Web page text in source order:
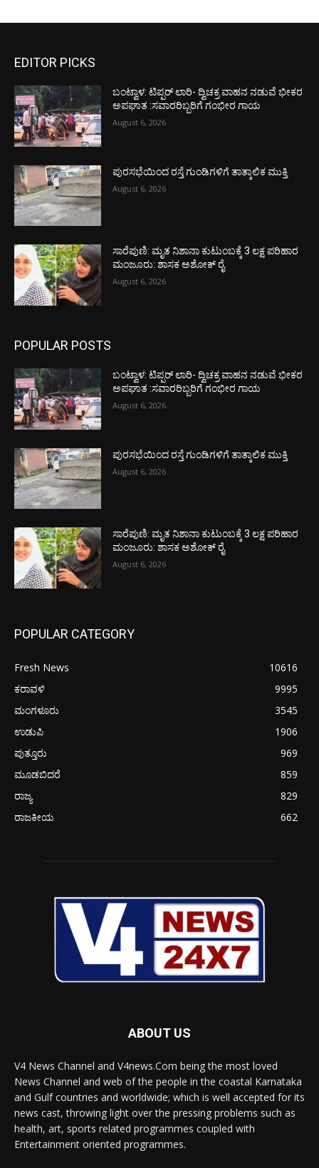
EDITOR PICKS
ಬಂಟ್ವಾಳ: ಟಿಪ್ಪರ್ ಲಾರಿ- ದ್ವಿಚಕ್ರ ವಾಹನ ನಡುವೆ ಭೀಕರ
ಅಪಘಾತ :ಸವಾರರಿಬ್ಬರಿಗೆ ಗಂಭೀರ ಗಾಯ
August 6, 2026
ಪುರಸಭೆಯಿಂದ ರಸ್ತೆ ಗುಂಡಿಗಳಿಗೆ ತಾತ್ಕಾಲಿಕ ಮುಕ್ತಿ
August 6, 2026
ಸಾರೆಪುಣಿ: ಮೃತ ನಿಶಾನಾ ಕುಟುಂಬಕ್ಕೆ 3 ಲಕ್ಷ ಪರಿಹಾರ
ಮಂಜೂರು: ಶಾಸಕ ಅಶೋಕ್ ರೈ
August 6, 2026
POPULAR POSTS
ಬಂಟ್ವಾಳ: ಟಿಪ್ಪರ್ ಲಾರಿ- ದ್ವಿಚಕ್ರ ವಾಹನ ನಡುವೆ ಭೀಕರ
ಅಪಘಾತ :ಸವಾರರಿಬ್ಬರಿಗೆ ಗಂಭೀರ ಗಾಯ
August 6, 2026
ಪುರಸಭೆಯಿಂದ ರಸ್ತೆ ಗುಂಡಿಗಳಿಗೆ ತಾತ್ಕಾಲಿಕ ಮುಕ್ತಿ
August 6, 2026
ಸಾರೆಪುಣಿ: ಮೃತ ನಿಶಾನಾ ಕುಟುಂಬಕ್ಕೆ 3 ಲಕ್ಷ ಪರಿಹಾರ
ಮಂಜೂರು: ಶಾಸಕ ಅಶೋಕ್ ರೈ
August 6, 2026
POPULAR CATEGORY
Fresh News
10616
ಕರಾವಳಿ
9995
ಮಂಗಳೂರು
3545
ಉಡುಪಿ
1906
ಪುತ್ತೂರು
969
ಮೂಡಬಿದರೆ
859
ರಾಜ್ಯ
829
ರಾಜಕೀಯ
662
ABOUT US
V4 News Channel and V4news.Com being the most loved
News Channel and web of the people in the coastal Karnataka
and Gulf countries and worldwide; which is well accepted for its
news cast, throwing light over the pressing problems such as
health, art, sports related programmes coupled with
Entertainment oriented programmes.